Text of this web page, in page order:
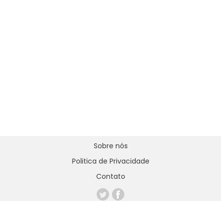
Sobre nós
Politica de Privacidade
Contato